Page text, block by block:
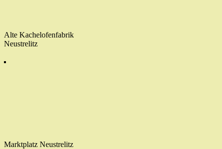
Alte Kachelofenfabrik
Neustrelitz
Marktplatz Neustrelitz